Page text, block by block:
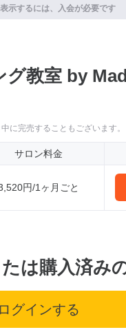
示するには、入会が必要です
グ教室 by
に完売することもございます。
サロン料金
円/1ヶ月ごと
は購入済み
ログインする